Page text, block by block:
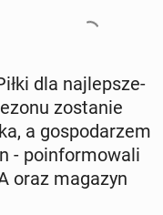
dla naj­lep­sze­
zo­sta­nie
a go­spo­da­rzem
- po­in­for­mo­wa­li
oraz magazyn